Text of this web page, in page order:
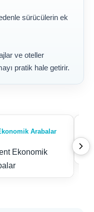
sürücülerin ek
ve oteller
pratik hale getirir.
Arabalar